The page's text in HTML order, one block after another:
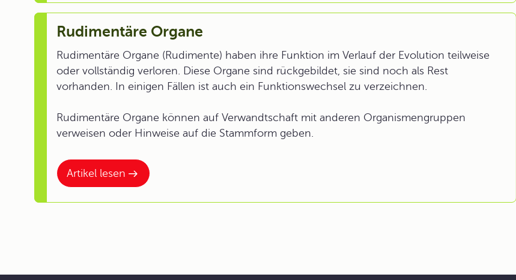
Artikel lesen
Rudimentäre Organe
Rudimentäre Organe (Rudimente) haben ihre Funktion im Verlauf der Evolution teilweise
oder vollständig verloren. Diese Organe sind rückgebildet, sie sind noch als Rest
vorhanden. In einigen Fällen ist auch ein Funktionswechsel zu verzeichnen.
Rudimentäre Organe können auf Verwandtschaft mit anderen Organismengruppen
verweisen oder Hinweise auf die Stammform geben.